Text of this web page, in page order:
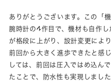
ありがとうございます。この「
腕時計の4作目で、機材も自作
が格段に上がり、設計変更によ
前回から大きく進歩できたと感
しては、前回は圧入ではめ込ん
たことで、防水性も実現しまし